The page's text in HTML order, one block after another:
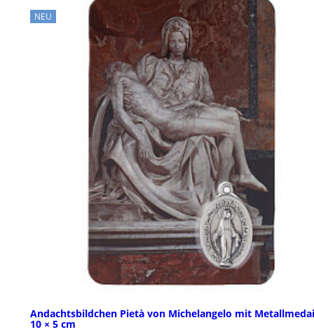
NEU
Andachtsbildchen Pietà von Michelangelo mit
10 × 5 cm